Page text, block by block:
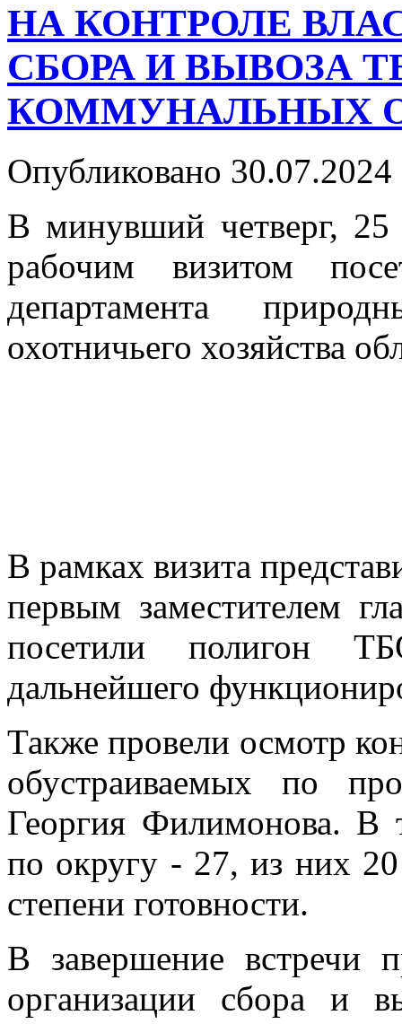
НА КОНТРОЛЕ
СБОРА И ВЫВОЗА
КОММУНАЛЬНЫХ
Опубликовано
В минувший четверг,
рабочим визитом
департамента
охотничьего хозяйства
В рамках визита
первым заместителем
посетили полигон
дальнейшего
Также провели осмотр
обустраиваемых по
Георгия Филимонова. В
по округу - 27, из них
степени готовности.
В завершение встречи
организации сбора и